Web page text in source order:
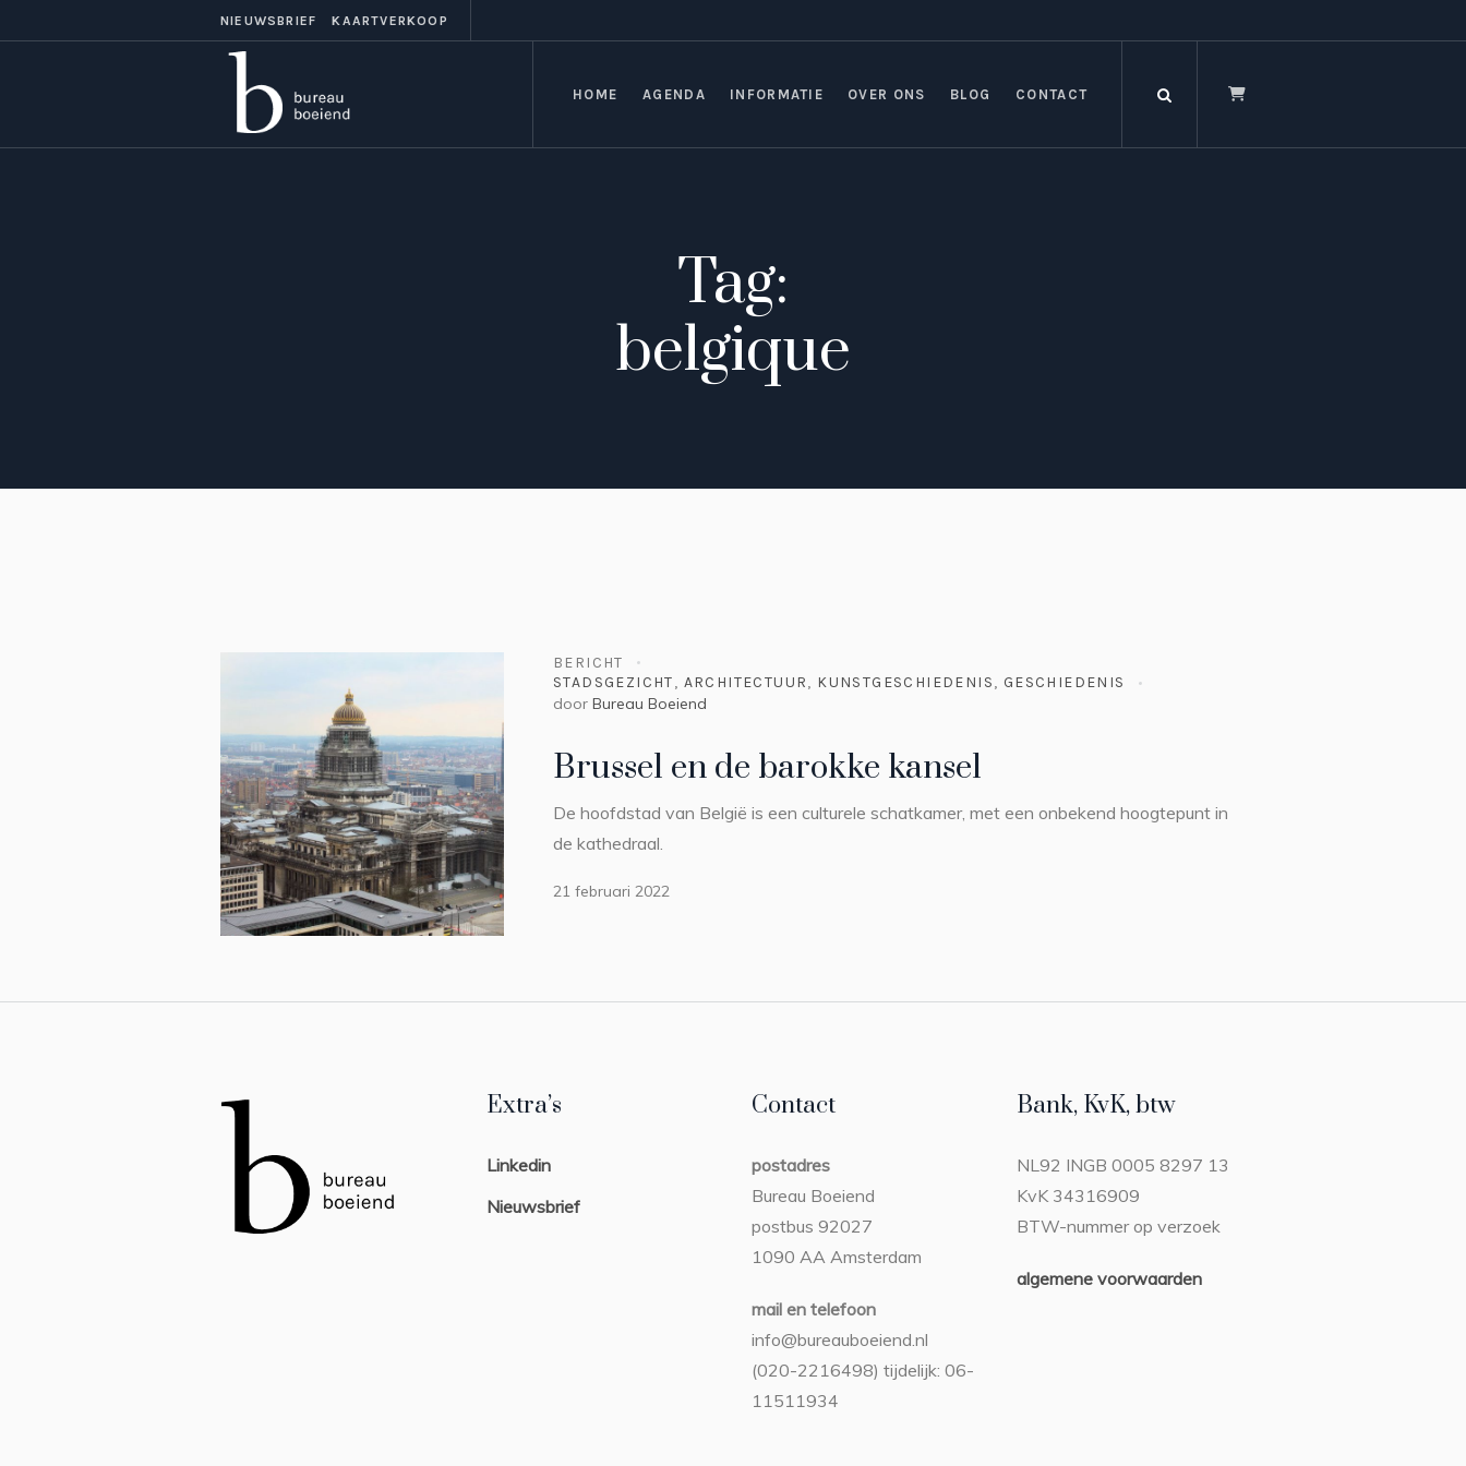
NIEUWSBRIEF KAARTVERKOOP
HOME AGENDA INFORMATIE OVER ONS BLOG CONTACT
Tag:
belgique
BERICHT
STADSGEZICHT, ARCHITECTUUR, KUNSTGESCHIEDENIS, GESCHIEDENIS
door Bureau Boeiend
Brussel en de barokke kansel
De hoofdstad van België is een culturele schatkamer, met een onbekend hoogtepunt in
de kathedraal.
21 februari 2022
Extra’s
Linkedin
Nieuwsbrief
Contact
postadres
Bureau Boeiend
postbus 92027
1090 AA Amsterdam
mail en telefoon
info@bureauboeiend.nl
(020-2216498) tijdelijk: 06-
11511934
Bank, KvK, btw
NL92 INGB 0005 8297 13
KvK 34316909
BTW-nummer op verzoek
algemene voorwaarden